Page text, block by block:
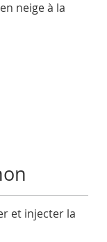
neige à la
et injecter la